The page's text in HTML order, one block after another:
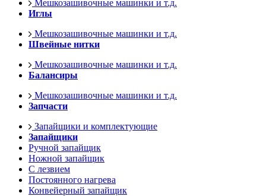
Мешкозашивочные машинки и т.д.
Иглы
Мешкозашивочные машинки и т.д.
Швейные нитки
Мешкозашивочные машинки и т.д.
Балансиры
Мешкозашивочные машинки и т.д.
Запчасти
Запайщики и комплектующие
Запайщики
Ручной запайщик
Ножной запайщик
С лезвием
Постоянного нагрева
Конвейерный запайщик